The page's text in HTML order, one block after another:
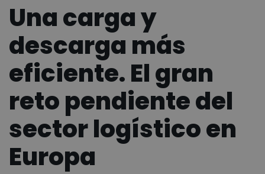
Una carga y
descarga más
eficiente. El gran
reto pendiente del
sector logístico en
Europa